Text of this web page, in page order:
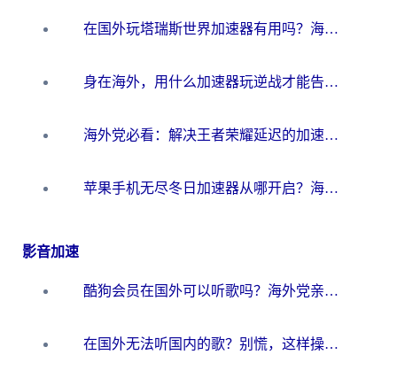
在国外玩塔瑞斯世界加速器有用吗？海外玩家亲测后的真实答案
身在海外，用什么加速器玩逆战才能告别延迟？
海外党必看：解决王者荣耀延迟的加速器终极指南——从EVE到猫和老鼠，一个工具全搞定
苹果手机无尽冬日加速器从哪开启？海外玩家的冬日生存指南
影音加速
酷狗会员在国外可以听歌吗？海外党亲测有效：3步解决音乐权限难题
在国外无法听国内的歌？别慌，这样操作就能畅听QQ音乐（附亲测加速器推荐）